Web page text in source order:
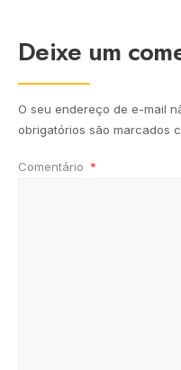
Deixe um
O seu endereço de e-mail
obrigatórios são marcados
Comentário *